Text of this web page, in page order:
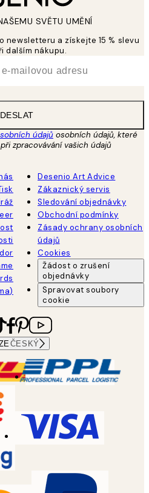
SVĚTU UMĚNÍ
newsletteru a získejte 15 % slevu
dalším nákupu.
údajů osobních údajů, které
zpracovávání vašich údajů
Desenio Art Advice
Zákaznický servis
Sledování objednávky
Obchodní podmínky
Zásady ochrany osobních
údajů
Cookies
Žádost o zrušení
objednávky
Spravovat soubory
cookie
ČESKÝ